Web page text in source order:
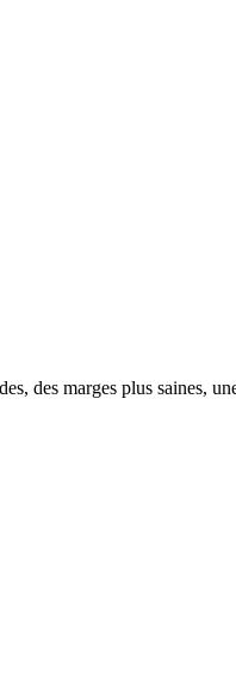
des marges plus saines,